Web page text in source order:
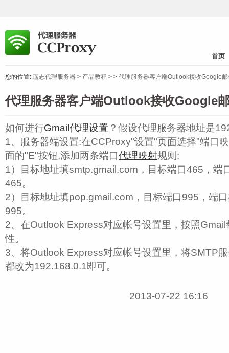
首页
您的位置: 遥志代理服务器 > 产品教程 > > 代理服务器客户端Outlook接收Google
代理服务器客户端Outlook接收Google
如何进行Gmail代理设置 ？假设代理服务器地址是
1、服务器端设置:在CCProxy"设置"页面选择"端口
面的"E"按钮,添加两条端口代理映射规则:
1）目标地址填smtp.gmail.com，目标端口465，端
465。
2）目标地址填pop.gmail.com，目标端口995，端
995。
2、在Outlook Express对应帐号设置里，按照
性。
3、将Outlook Express对应帐号设置里，将SMTP
都改为192.168.0.1即可。
2013-07-22 16:16